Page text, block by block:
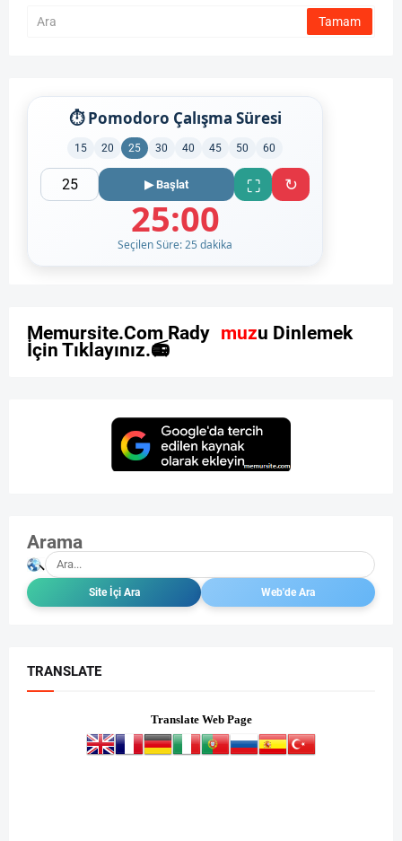
⏱ Pomodoro Çalışma Süresi
15 20 25 30 40 45 50 60
▶ Başlat ⛶ ↻
25:00
Seçilen Süre: 25 dakika
Memursite.Com Rady muzu Din emek
İçin Tı kl ayınız.
Arama
TRANSLATE
Translate Web Page